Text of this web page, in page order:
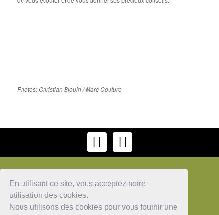
En utilisant ce site, vous acceptez notre
utilisation des cookies.
Nous utilisons des cookies pour vous fournir une
Photos: Christian Blouin / Marc Couture